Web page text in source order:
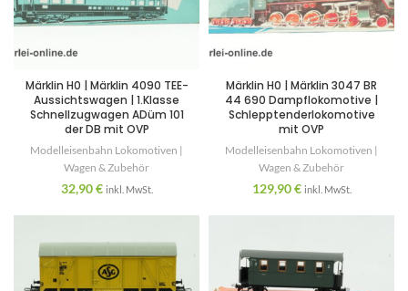
Märklin H0 | Märklin 4090 TEE-
Aussichtswagen | 1.Klasse
Schnellzugwagen ADüm 101
der DB mit OVP
Modelleisenbahn Lokomotiven |
Wagen & Zubehör
32,90€ inkl. MwSt.
Märklin H0 | Märklin 3047 BR
44 690 Dampflokomotive |
Schlepptenderlokomotive
mit OVP
Modelleisenbahn Lokomotiven |
Wagen & Zubehör
129,90€ inkl. MwSt.